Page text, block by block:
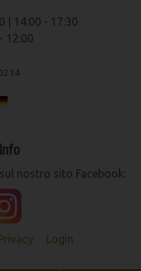
| 14:00 - 17:30
12:00
nostro sito Facebook:
Login